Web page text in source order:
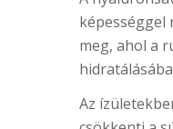
képességgel
meg, ahol a
Az